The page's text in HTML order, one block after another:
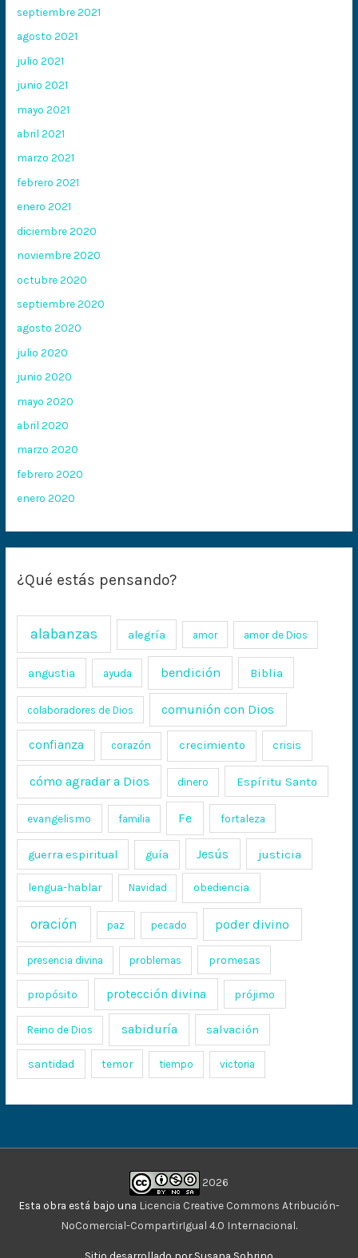
septiembre 2021
agosto 2021
julio 2021
junio 2021
mayo 2021
abril 2021
marzo 2021
febrero 2021
enero 2021
diciembre 2020
noviembre 2020
octubre 2020
septiembre 2020
agosto 2020
julio 2020
junio 2020
mayo 2020
abril 2020
marzo 2020
febrero 2020
enero 2020
¿Qué estás pensando?
alabanzas alegría amor amor de Dios
angustia ayuda bendición Biblia
colaboradores de Dios comunión con Dios
confianza corazón crecimiento crisis
cómo agradar a Dios dinero Espíritu Santo
evangelismo familia Fe fortaleza
guerra espiritual guía Jesús justicia
lengua-hablar Navidad obediencia
oración paz pecado poder divino
presencia divina problemas promesas
propósito protección divina prójimo
Reino de Dios sabiduría salvación
santidad temor tiempo victoria
2026
Esta obra está bajo una Licencia Creative Commons Atribución-
NoComercial-CompartirIgual 4.0 Internacional.